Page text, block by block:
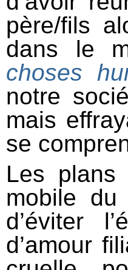
père/fils
dans le
choses
notre
mais
se
Les plans
mobile du
d’éviter
d’amour